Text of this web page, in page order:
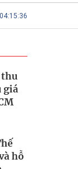
thu
giá
hỗ